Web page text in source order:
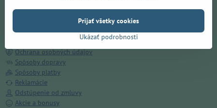
Doručenie ZADARMO v Prešove
Kamenná predajňa
Obchodné podmienky
Ochrana osobných údajov
Spôsoby dopravy
Spôsoby platby
Reklamácie
Odstúpenie od zmluvy
Akcie a bonusy
Ukázať podrobnosti
Prijať všetky cookies